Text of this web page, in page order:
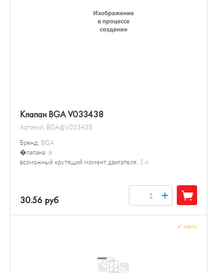
Клапан BGA V033438
Артикул: BGA@V033438
Бренд: BGA
�лапана: 6
возможный крутящий момент двигателя: 3.4
30.56 руб +
мало